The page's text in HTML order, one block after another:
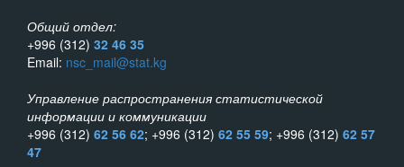
Общий отдел:
+996 (312) 32 46 35
Email: nsc_mail@stat.kg
Управление распространения статистической
информации и коммуникации
+996 (312) 62 56 62; +996 (312) 62 55 59; +996 (312) 62 57
47